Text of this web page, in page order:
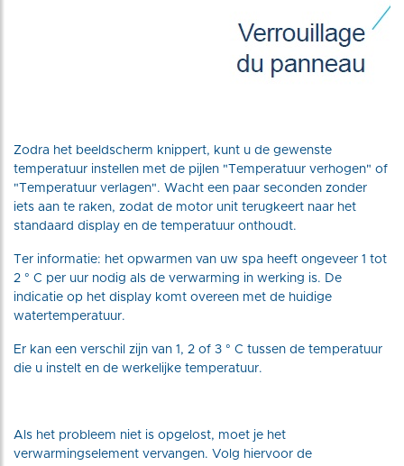
Zodra het beeldscherm knippert, kunt u de gewenste
temperatuur instellen met de pijlen "Temperatuur verhogen" of
"Temperatuur verlagen". Wacht een paar seconden zonder
iets aan te raken, zodat de motor unit terugkeert naar het
standaard display en de temperatuur onthoudt.
Ter informatie: het opwarmen van uw spa heeft ongeveer 1 tot
2 ° C per uur nodig als de verwarming in werking is. De
indicatie op het display komt overeen met de huidige
watertemperatuur.
Er kan een verschil zijn van 1, 2 of 3 ° C tussen de temperatuur
die u instelt en de werkelijke temperatuur.
Als het probleem niet is opgelost, moet je het
verwarmingselement vervangen. Volg hiervoor de